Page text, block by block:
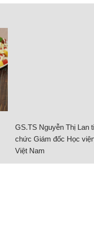
GS.TS Nguyễn Thị Lan
chức Giám đốc Học
Việt Nam